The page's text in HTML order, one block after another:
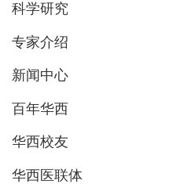
科学研究
专家介绍
新闻中心
百年华西
华西校友
华西医联体